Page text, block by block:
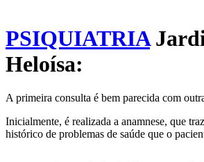
PSIQUIATRIA
Heloísa:
A primeira consulta é bem parecida com
Inicialmente, é realizada a anamnese, que
histórico de problemas de saúde que o